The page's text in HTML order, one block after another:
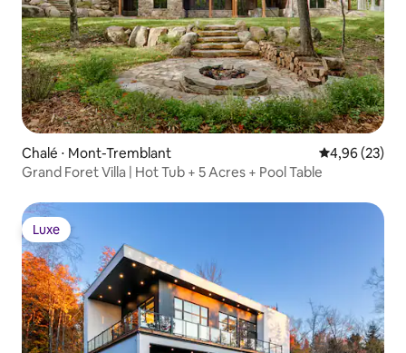
Chalé ⋅ Mont-Tremblant 4,96 de uma
4,96 (23)
Grand Foret Villa | Hot Tub + 5 Acres + Pool Table
Luxe
Luxe